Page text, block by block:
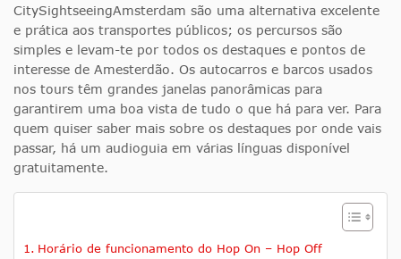
CitySightseeingAmsterdam são uma alternativa excelente
e prática aos transportes públicos; os percursos são
simples e levam-te por todos os destaques e pontos de
interesse de Amesterdão. Os autocarros e barcos usados
nos tours têm grandes janelas panorâmicas para
garantirem uma boa vista de tudo o que há para ver. Para
quem quiser saber mais sobre os destaques por onde vais
passar, há um audioguia em várias línguas disponível
gratuitamente.
Horário de funcionamento do Hop On – Hop Off